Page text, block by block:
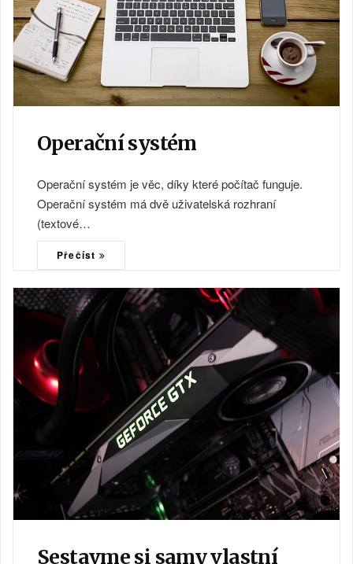
Operační systém
Operační systém je věc, díky které počítač funguje.
Operační systém má dvě uživatelská rozhraní
(textové…
Přečíst
Sestavme si samy vlastní